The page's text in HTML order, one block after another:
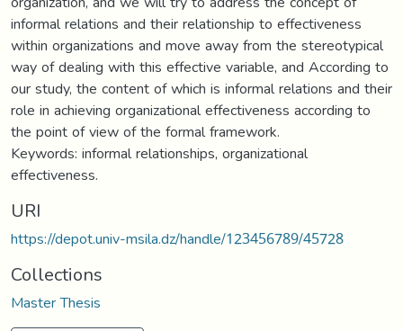
informal relations and their relationship to effectiveness
within organizations and move away from the stereotypical
way of dealing with this effective variable, and According to
our study, the content of which is informal relations and their
role in achieving organizational effectiveness according to
the point of view of the formal framework.
Keywords: informal relationships, organizational
effectiveness.
URI
https://depot.univ-msila.dz/handle/123456789/45728
Collections
Master Thesis